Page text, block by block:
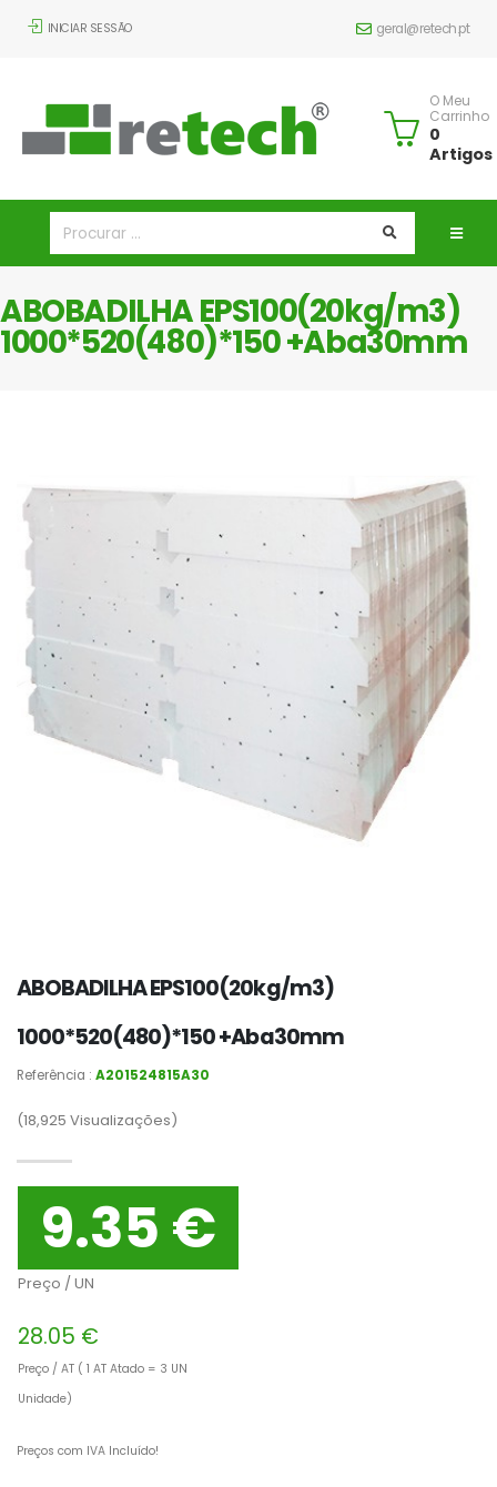
INICIAR SESSÃO geral@retech.pt
O Meu
Carrinho
0
Artigos
ABOBADILHA EPS100(20kg/m3)
1000*520(480)*150 +Aba30mm
ABOBADILHA EPS100(20kg/m3)
1000*520(480)*150 +Aba30mm
Referência : A201524815A30
(18,925 Visualizações)
9.35 €
Preço / UN
28.05 €
Preço / AT ( 1 AT Atado = 3 UN
Unidade)
Preços com IVA Incluído!